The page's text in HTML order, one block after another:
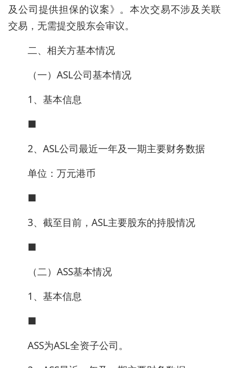
及公司提供担保的议案》。本次交易不涉及关联
交易，无需提交股东会审议。
二、相关方基本情况
（一）ASL公司基本情况
1、基本信息
■
2、ASL公司最近一年及一期主要财务数据
单位：万元港币
■
3、截至目前，ASL主要股东的持股情况
■
（二）ASS基本情况
1、基本信息
■
ASS为ASL全资子公司。